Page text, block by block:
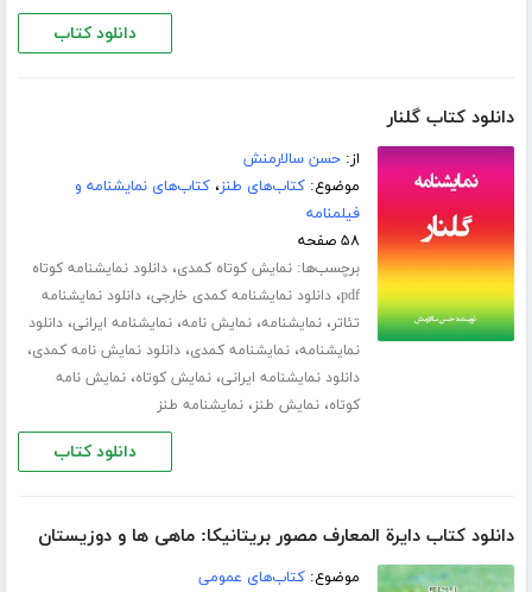
دانلود کتاب
دانلود کتاب گلنار
از:حسن سالارمنش
موضوع:کتاب‌های طنز،کتاب‌های نمایشنامه و
فیلمنامه
۵۸ صفحه
برچسب‌ها:نمایش کوتاه کمدی،دانلود نمایشنامه کوتاه
pdf،دانلود نمایشنامه کمدی خارجی،دانلود نمایشنامه
تئاتر،نمایشنامه،نمایش نامه،نمایشنامه ایرانی،دانلود
نمایشنامه،نمایشنامه کمدی،دانلود نمایش نامه کمدی،
دانلود نمایشنامه ایرانی،نمایش کوتاه،نمایش نامه
کوتاه،نمایش طنز،نمایشنامه طنز
دانلود کتاب
دانلود کتاب دایرة المعارف مصور بریتانیکا: ماهی ها و دوزیستان
موضوع:کتاب‌های عمومی